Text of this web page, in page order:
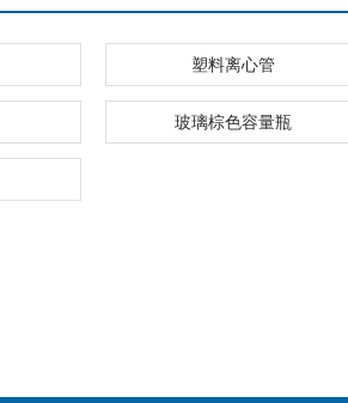
塑料离心管
玻璃棕色容量瓶